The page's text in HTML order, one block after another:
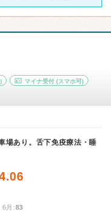
マイナ受付 (スマホ可)
場あり。舌下免疫療法・睡
月:83